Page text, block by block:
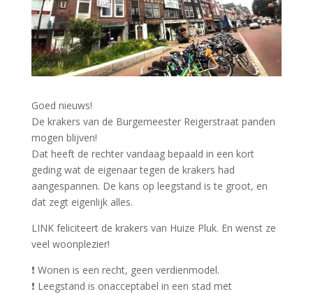
Goed nieuws!
De krakers van de Burgemeester Reigerstraat panden
mogen blijven!
Dat heeft de rechter vandaag bepaald in een kort
geding wat de eigenaar tegen de krakers had
aangespannen. De kans op leegstand is te groot, en
dat zegt eigenlijk alles.
LINK feliciteert de krakers van Huize Pluk. En wenst ze
veel woonplezier!
❗️ Wonen is een recht, geen verdienmodel.
❗️ Leegstand is onacceptabel in een stad met